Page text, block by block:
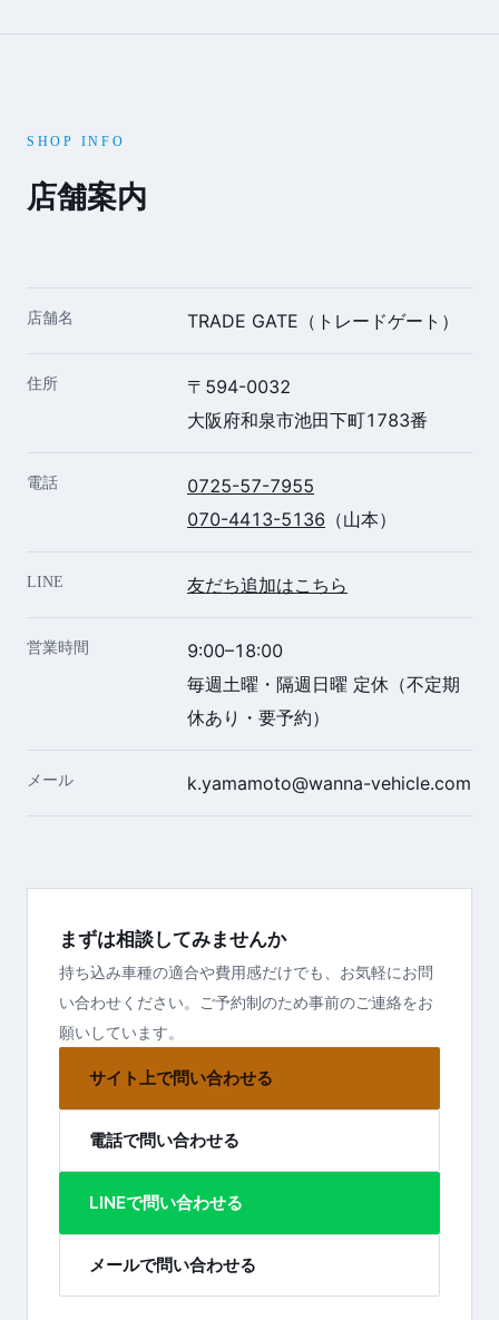
SHOP INFO
店舗案内
店舗名 TRADE GATE（トレードゲート）
住所
〒594-0032
大阪府和泉市池田下町1783番
電話
0725-57-7955
070-4413-5136 （山本）
LINE 友だち追加はこちら
営業時間
9:00–18:00
毎週土曜・隔週日曜 定休（不定期
休あり・要予約）
メール k.yamamoto@wanna-vehicle.com
まずは相談してみませんか
持ち込み車種の適合や費用感だけでも、お気軽にお問
い合わせください。ご予約制のため事前のご連絡をお
願いしています。
サイト上で問い合わせる
電話で問い合わせる
LINEで問い合わせる
メールで問い合わせる